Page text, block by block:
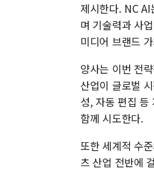
제시한다. NC AI
며 기술력과 사
미디어 브랜드
양사는 이번 전
산업이 글로벌
성, 자동 편집 등
함께 시도한다.
또한 세계적 수
츠 산업 전반에